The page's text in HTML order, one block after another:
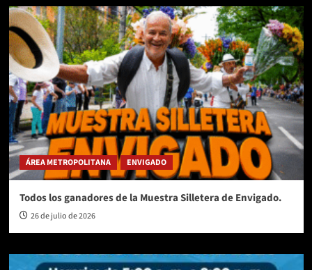
ÁREA METROPOLITANA ENVIGADO
Todos los ganadores de la Muestra Silletera de Envigado.
26 de julio de 2026